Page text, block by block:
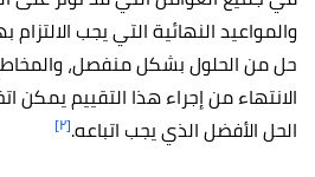
والمواعيد النهائية التي يجب
حل من الحلول بشكل منفصل،
الانتهاء من إجراء هذا التقييم يمكن
الحل الأفضل الذي يجب اتباعه.[٢]